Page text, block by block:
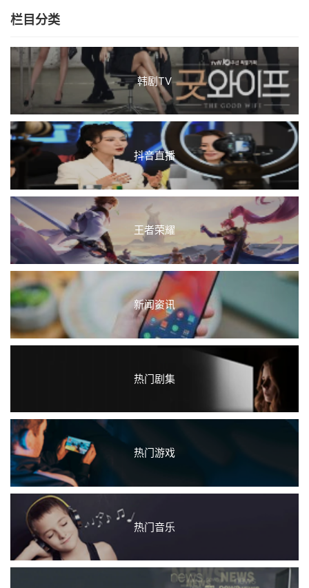
栏目分类
韩剧TV
抖音直播
王者荣耀
新闻资讯
热门剧集
热门游戏
热门音乐